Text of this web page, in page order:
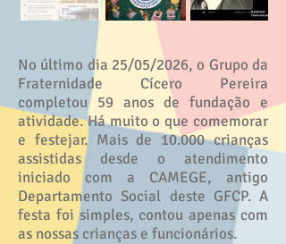
No último dia 25/05/2026, o Grupo da
Fraternidade Cícero Pereira
completou 59 anos de fundação e
atividade. Há muito o que comemorar
e festejar. Mais de 10.000 crianças
assistidas desde o atendimento
iniciado com a CAMEGE, antigo
Departamento Social deste GFCP. A
festa foi simples, contou apenas com
as nossas crianças e funcionários.